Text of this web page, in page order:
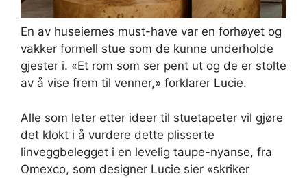
En av huseiernes must-have var en forhøyet og
vakker formell stue som de kunne underholde
gjester i. «Et rom som ser pent ut og de er stolte
av å vise frem til venner,» forklarer Lucie.
Alle som leter etter ideer til stuetapeter vil gjøre
det klokt i å vurdere dette plisserte
linveggbelegget i en levelig taupe-nyanse, fra
Omexco, som designer Lucie sier «skriker